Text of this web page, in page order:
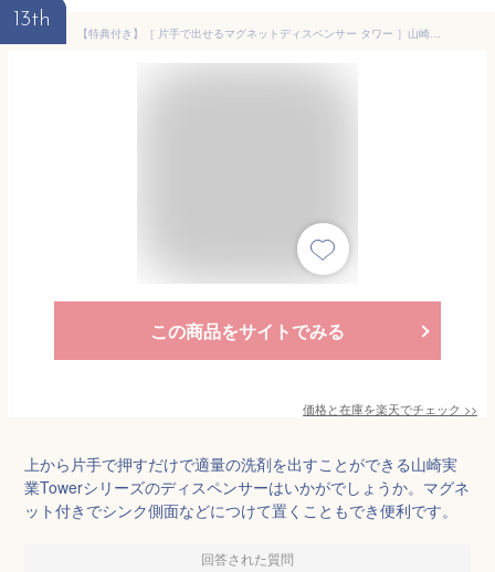
13th
【特典付き】［ 片手で出せるマグネットディスペンサー タワー ］山崎実業 tower 洗剤 ディスペンサー 磁石 片手 詰め替えボトル 洗剤ボトル 食器用洗剤 容器 浮かせて収納 北欧 おしゃれ モノトーン yamazaki ブラック ホワイト 3679 3680【ポイント5倍 送料無料】 公式
この商品をサイトでみる
価格と在庫を楽天でチェック >>
上から片手で押すだけで適量の洗剤を出すことができる山崎実
業Towerシリーズのディスペンサーはいかがでしょうか。マグネ
ット付きでシンク側面などにつけて置くこともでき便利です。
回答された質問